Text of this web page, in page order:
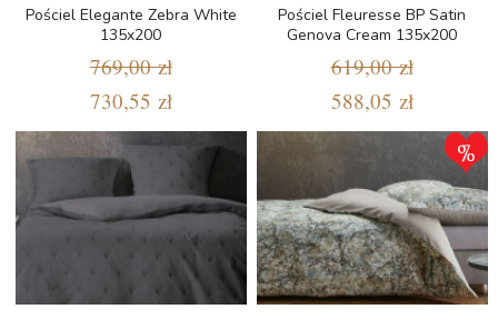
Pościel Elegante Zebra White
135x200
769,00 zł
730,55 zł
Pościel Fleuresse BP Satin
Genova Cream 135x200
619,00 zł
588,05 zł